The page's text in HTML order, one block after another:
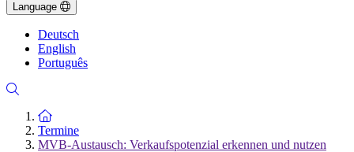
Language
Deutsch
English
Português
Zur Startseite
Termine
MVB-Austausch: Verkaufspotenzial erkennen und nutzen